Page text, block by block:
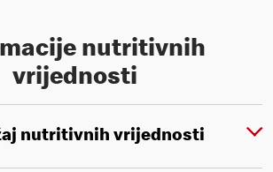
nutritivnih
vrijednosti
nutritivnih vrijednosti